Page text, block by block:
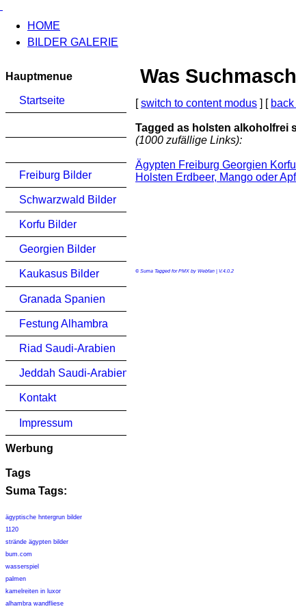
HOME
BILDER GALERIE
Hauptmenue
Startseite
Freiburg Bilder
Schwarzwald Bilder
Korfu Bilder
Georgien Bilder
Kaukasus Bilder
Granada Spanien
Festung Alhambra
Riad Saudi-Arabien
Jeddah Saudi-Arabien
Kontakt
Impressum
Werbung
Tags
Suma Tags:
ägyptische hntergrun bilder
1120
strände ägypten bilder
bum.com
wasserspiel
palmen
kamelreiten in luxor
alhambra wandfliese
Was
[switch to content modus ] [
Tagged as holsten alkoholfrei
(1000 zufällige Links):
Ägypten Freiburg Georgien
Holsten Erdbeer, Mango oder
© Suma Tagged for PMX by Webfan | V.4.0.2